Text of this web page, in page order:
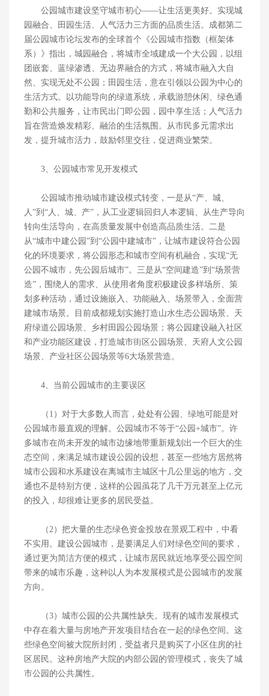
公园城市建设坚守城市初心——让生活更美好。实现城
园融合、田园生活、人气活力三方面的品质生活。成都第二
届公园城市论坛发布的全球首个《公园城市指数（框架体
系）》指出，城园融合，将城市全域建成一个大公园，以组
团嵌套、蓝绿渗透、无边界融合的方式，将城市融入大自
然、实现无处不公园；田园生活，意在引领以公园为中心的
生活方式。以功能导向的绿道系统，承载游憩休闲、绿色通
勤和公共服务，让市民出门即公园，园中享生活；人气活力
旨在营造焕发精彩、融洽的生活氛围。从市民多元需求出
发，提升城市活力，鼓励邻里交往，促进商业繁荣。
3、公园城市常见开发模式
公园城市推动城市建设模式转变，一是从“产、城、
人”到“人、城、产”，从工业逻辑回归人本逻辑、从生产导向
转向生活导向，在高质量发展中创造高品质生活。二是
从“城市中建公园”到“公园中建城市”，让城市建设符合公园
化的环境要求，将公园形态和城市空间有机融合，实现“无
公园不城市，先公园后城市”。三是从“空间建造”到“场景营
造”，围绕人的需求、从使用者角度积极建设多样场所、策
划多种活动，通过设施嵌入、功能融入、场景带入，全面营
建城市场景。目前成都规划实施打造山水生态公园场景、天
府绿道公园场景、乡村田园公园场景；将公园建设融入社区
和产业功能区建设，打造城市街区公园场景、天府人文公园
场景、产业社区公园场景等6大场景营造。
4、当前公园城市的主要误区
（1）对于大多数人而言，处处有公园、绿地可能是对
公园城市最直观的理解。公园城市不等于“公园+城市”。许
多城市在尚未开发的城市边缘地带重新规划出一个巨大的生
态空间，来满足城市建设公园的设想，甚至一些地方居然将
城市公园和水系建设在离城市主城区十几公里远的地方，交
通也不是特别方便，这样的公园虽花了几千万元甚至上亿元
的投入，却很难让更多的居民受益。
（2）把大量的生态绿色资金投放在景观工程中，中看
不实用。建设公园城市，是要满足人们对绿色空间的要求，
通过更为简洁方便的模式，让城市居民就近地享受公园空间
带来的城市乐趣，这种以人为本发展模式是公园城市的发展
方向。
（3）城市公园的公共属性缺失。现有的城市发展模式
中存在着大量与房地产开发项目结合在一起的绿色空间。这
些绿色空间被大院所封闭，受益者只是购买了小区住房的社
区居民。这种房地产大院的内部公园的管理模式，丧失了城
市公园的公共属性。